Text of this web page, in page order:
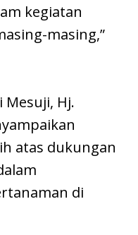
kegiatan
masing,”
Mesuji, Hj.
atas dukungan
di